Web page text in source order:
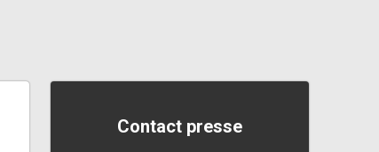
Contact presse